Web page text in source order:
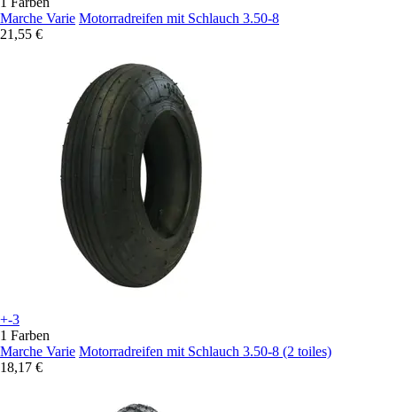
Marche Varie Motorradreifen mit Schlauch 3.50-8
21,55 €
+-3
1 Farben
Marche Varie Motorradreifen mit Schlauch 3.50-8 (2 toiles)
18,17 €